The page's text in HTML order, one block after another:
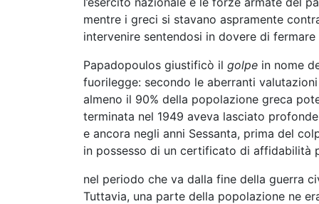
mentre i greci si stavano aspramente
intervenire sentendosi in dovere di
Papadopoulos giustificò il golpe in nome
fuorilegge: secondo le aberranti
almeno il 90% della popolazione greca
terminata nel 1949 aveva lasciato
e ancora negli anni Sessanta, prima del
in possesso di un certificato di affidabilità
nel periodo che va dalla fine della guerra
Tuttavia, una parte della popolazione ne